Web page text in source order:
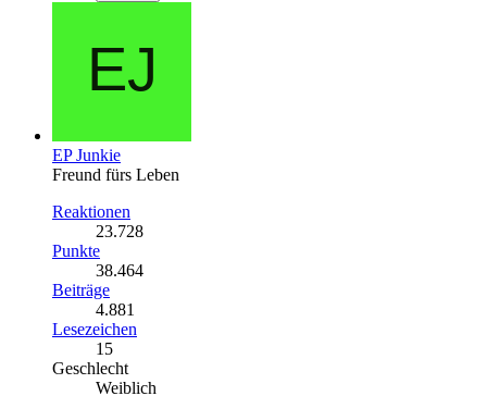
EP Junkie
Freund fürs Leben
Reaktionen
23.728
Punkte
38.464
Beiträge
4.881
Lesezeichen
15
Geschlecht
Weiblich